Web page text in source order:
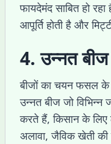
फायदेमंद साबित हो
आपूर्ति होती है और
4. उन्नत
बीजों का चयन फसल के
उन्नत बीज जो विभिन्न
करते हैं, किसान के लिए
अलावा, जैविक खेती की